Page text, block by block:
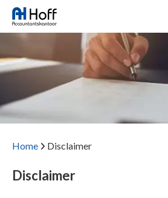
Home Disclaimer
Disclaimer